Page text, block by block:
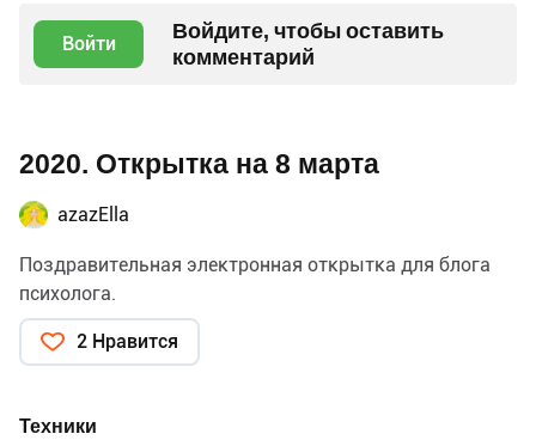
Войти
Войдите, чтобы оставить
комментарий
2020. Открытка на 8 марта
azazElla
Поздравительная электронная открытка для блога
психолога.
2 Нравится
Техники